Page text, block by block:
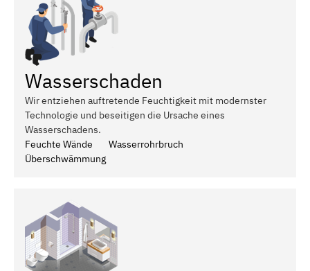
Wasserschaden
Wir entziehen auftretende Feuchtigkeit mit modernster
Technologie und beseitigen die Ursache eines
Wasserschadens.
Feuchte Wände
Wasserrohrbruch
Überschwämmung